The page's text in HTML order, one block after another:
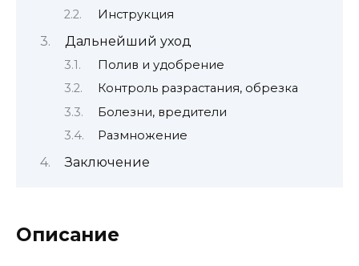
Инструкция
Дальнейший уход
Полив и удобрение
Контроль разрастания, обрезка
Болезни, вредители
Размножение
Заключение
Описание